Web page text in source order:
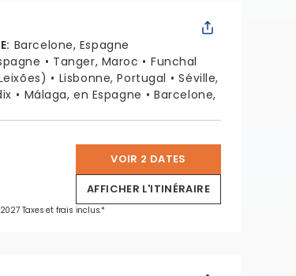
: Barcelone, Espagne
Tanger, Maroc
Funchal
Lisbonne, Portugal
Séville,
Málaga, en Espagne
Barcelone,
VOIR 2 DATES
AFFICHER L'ITINÉRAIRE
Taxes et frais inclus.*